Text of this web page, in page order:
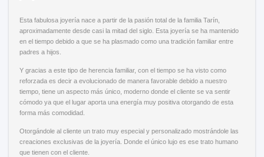
Esta fabulosa joyería nace a partir de la pasión total de la familia Tarín,
aproximadamente desde casi la mitad del siglo. Esta joyería se ha mantenido
en el tiempo debido a que se ha plasmado como una tradición familiar entre
padres a hijos.
Y gracias a este tipo de herencia familiar, con el tiempo se ha visto como
reforzada es decir a evolucionado de manera favorable debido a nuestro
tiempo, tiene un aspecto más único, moderno donde el cliente se va sentir
cómodo ya que el lugar aporta una energía muy positiva otorgando de esta
forma más comodidad.
Otorgándole al cliente un trato muy especial y personalizado mostrándole las
creaciones exclusivas de la joyería. Donde el único lujo es ese trato humano
que tienen con el cliente.